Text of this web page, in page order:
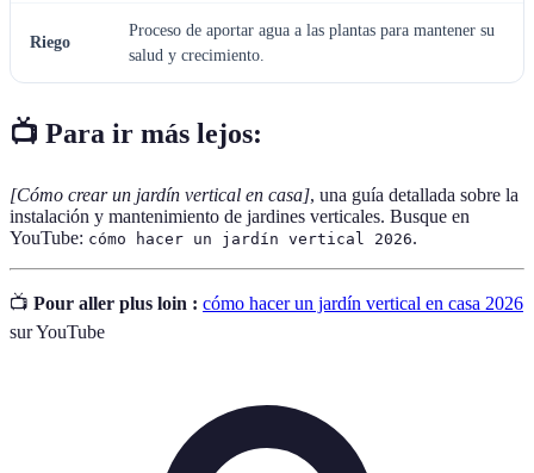
Riego
Proceso de aportar agua a las plantas para mantener su
salud y crecimiento.
📺 Para ir más lejos:
[Cómo crear un jardín vertical en casa], una guía detallada sobre la
instalación y mantenimiento de jardines verticales. Busque en
YouTube: cómo hacer un jardín vertical 2026.
📺 Pour aller plus loin : cómo hacer un jardín vertical en casa 2026
sur YouTube